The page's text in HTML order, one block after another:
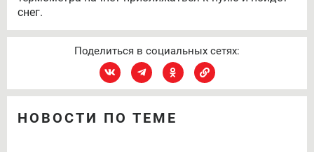
снег.
Поделиться в социальных сетях:
НОВОСТИ ПО ТЕМЕ